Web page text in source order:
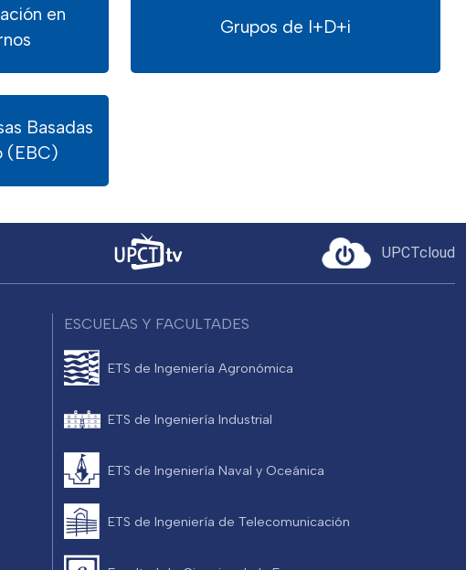
en
Grupos de I+D+i
Basadas
(EBC)
UPCTcloud
ESCUELAS Y FACULTADES
ETS de Ingeniería Agronómica
ETS de Ingeniería Industrial
ETS de Ingeniería Naval y Oceánica
ETS de Ingeniería de Telecomunicación